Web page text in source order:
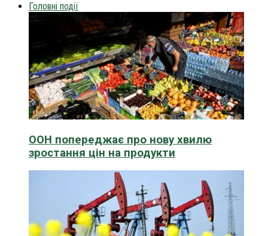
Головні події
ООН попереджає про нову хвилю
зростання цін на продукти